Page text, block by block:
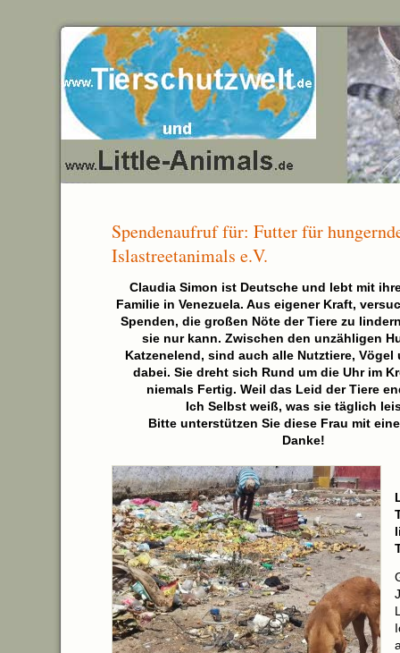
Spendenaufruf für: Futter für
Islastreetanimals e.V.
Claudia Simon ist Deutsche und lebt mit
Familie in Venezuela. Aus eigener Kraft,
Spenden, die großen Nöte der Tiere zu
sie nur kann. Zwischen den unzähligen
Katzenelend, sind auch alle Nutztiere, Vögel
dabei. Sie dreht sich Rund um die Uhr im
niemals Fertig. Weil das Leid der Tiere
Ich Selbst weiß, was sie täglich
Bitte unterstützen Sie diese Frau mit
Danke!